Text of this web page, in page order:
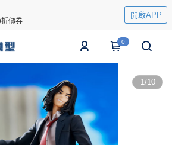
價券
開啟APP
0
1/10